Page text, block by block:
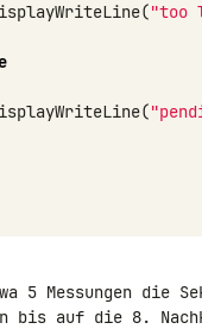
("too
(
5 Messungen die
bis auf die 8.